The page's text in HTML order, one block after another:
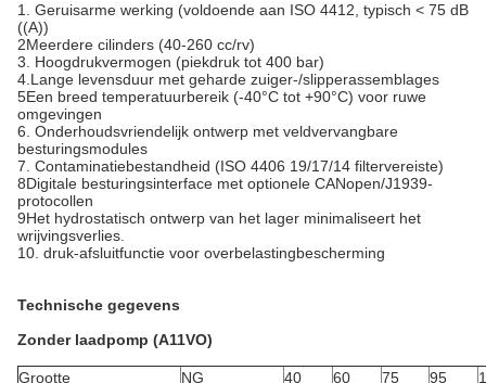
1. Geruisarme werking (voldoende aan ISO 4412, typisch < 75 dB
((A))
2Meerdere cilinders (40-260 cc/rv)
3. Hoogdrukvermogen (piekdruk tot 400 bar)
4.Lange levensduur met geharde zuiger-/slipperassemblages
5Een breed temperatuurbereik (-40°C tot +90°C) voor ruwe
omgevingen
6. Onderhoudsvriendelijk ontwerp met veldvervangbare
besturingsmodules
7. Contaminatiebestandheid (ISO 4406 19/17/14 filtervereiste)
8Digitale besturingsinterface met optionele CANopen/J1939-
protocollen
9Het hydrostatisch ontwerp van het lager minimaliseert het
wrijvingsverlies.
10. druk-afsluitfunctie voor overbelastingbescherming
Technische gegevens
Zonder laadpomp (A11VO)
Grootte NG 40 60 75 95